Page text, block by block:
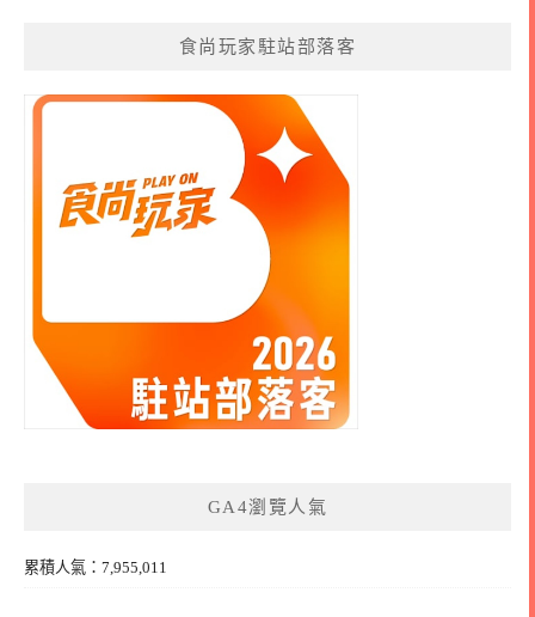
食尚玩家駐站部落客
GA4瀏覽人氣
累積人氣：7,955,011